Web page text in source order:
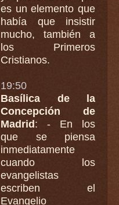
es un elemento que
había que insistir
mucho, también a
los Primeros
Cristianos.
19:50
Basílica de la
Concepción de
Madrid: - En los
que se piensa
inmediatamente
cuando los
evangelistas
escriben el
Evangelio